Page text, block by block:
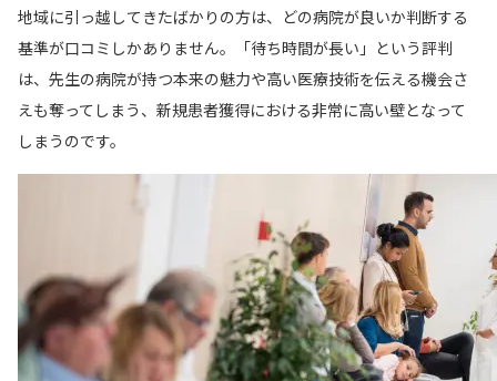
地域に引っ越してきたばかりの方は、どの病院が良いか判断する
基準が口コミしかありません。「待ち時間が長い」という評判
は、先生の病院が持つ本来の魅力や高い医療技術を伝える機会さ
えも奪ってしまう、新規患者獲得における非常に高い壁となって
しまうのです。